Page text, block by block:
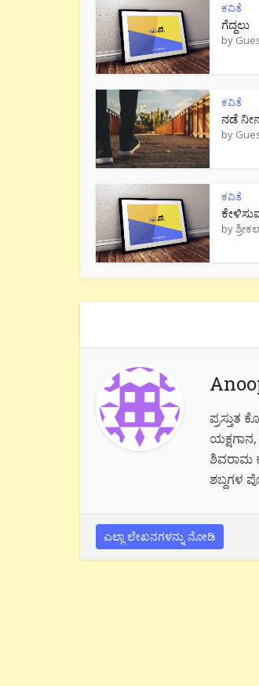
ಕವಿತೆ
ಗೆದ್ದಲು
by
ಕವಿತೆ
ನಡೆ
by
ಕವಿತೆ
by
ಶಿವರಾಮ
ಶಬ್ದಗಳ
ಎಲ್ಲಾ ಲೇಖನಗಳನ್ನು ನೋಡಿ